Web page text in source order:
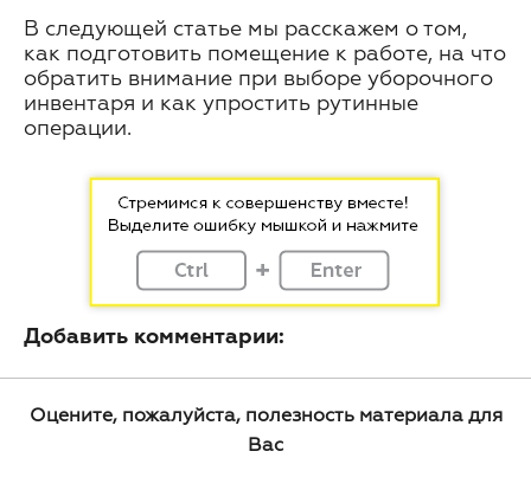
В следующей статье мы расскажем о том,
как подготовить помещение к работе, на что
обратить внимание при выборе уборочного
инвентаря и как упростить рутинные
операции.
Добавить комментарии:
Оцените, пожалуйста, полезность материала для
Вас